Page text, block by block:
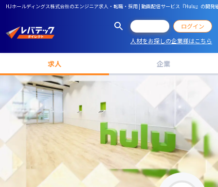
HJホールディングス株式会社のエンジニア求人・転職・採用 | 動画配信サービス『Hulu』の開
ログイン
人材をお探しの企業様はこちら
求人 企業